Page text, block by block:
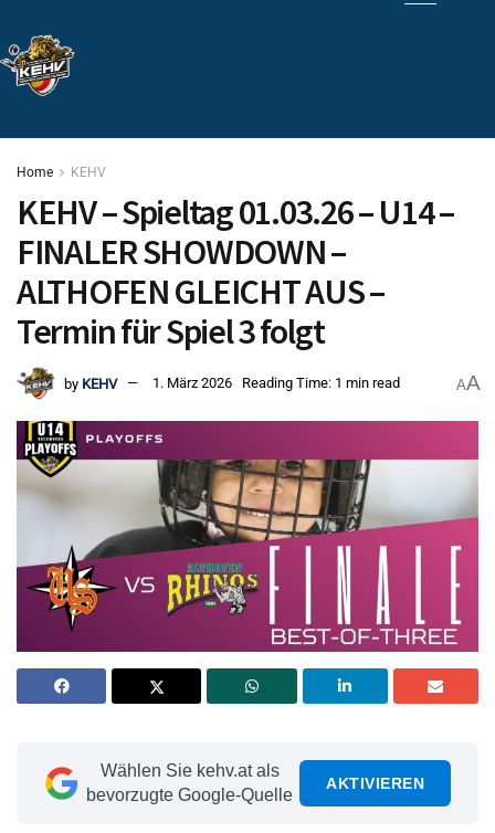
Home KEHV
KEHV – Spieltag 01.03.26 – U14 –
FINALER SHOWDOWN –
ALTHOFEN GLEICHT AUS –
Termin für Spiel 3 folgt
by KEHV 1. März 2026 Reading Time: 1 min read AA
Wählen Sie kehv.at als
bevorzugte Google-Quelle
AKTIVIEREN